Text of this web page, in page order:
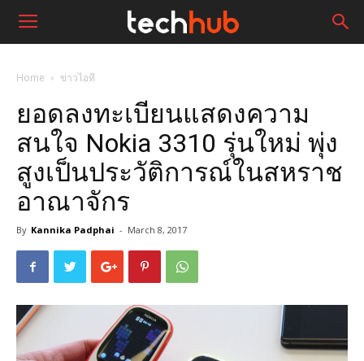
Home ข่าวไอที
ยอดลงทะเบียนแสดงความ
สนใจ Nokia 3310 รุ่นใหม่ พุ่ง
สูงเป็นประวัติการณ์ในสหราช
อาณาจักร
By Kannika Padphai - March 8, 2017